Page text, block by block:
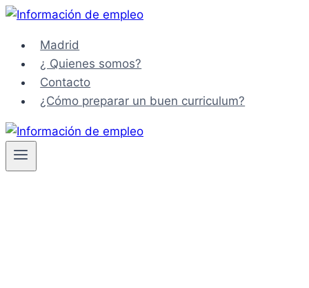
Saltar
contenidoMadrid
¿ Quienes somos?
Contacto
¿Cómo preparar un buen curriculum?